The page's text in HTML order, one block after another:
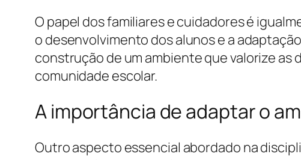
O papel dos familiares e cuidadores é
o desenvolvimento dos alunos e a
construção de um ambiente que valorize as
comunidade escolar.
A importância de adaptar o
Outro aspecto essencial abordado na